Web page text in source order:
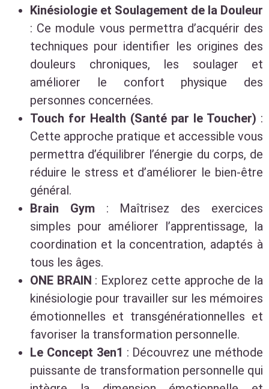
Kinésiologie et Soulagement de la Douleur
: Ce module vous permettra d’acquérir des
techniques pour identifier les origines des
douleurs chroniques, les soulager et
améliorer le confort physique des
personnes concernées.
Touch for Health (Santé par le Toucher) :
Cette approche pratique et accessible vous
permettra d’équilibrer l’énergie du corps, de
réduire le stress et d’améliorer le bien-être
général.
Brain Gym: Maîtrisez des exercices
simples pour améliorer l’apprentissage, la
coordination et la concentration, adaptés à
tous les âges.
ONE BRAIN : Explorez cette approche de la
kinésiologie pour travailler sur les mémoires
émotionnelles et transgénérationnelles et
favoriser la transformation personnelle.
Le Concept 3en1 : Découvrez une méthode
puissante de transformation personnelle qui